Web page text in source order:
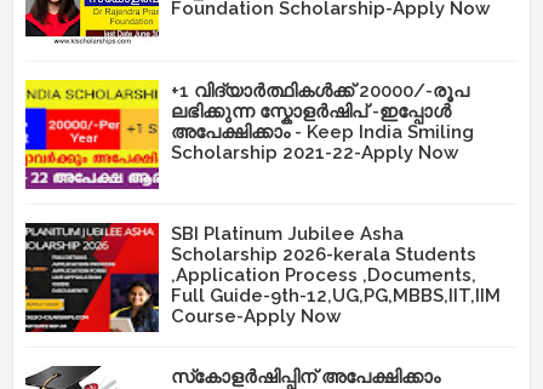
Foundation Scholarship-Apply Now
+1 വിദ്യാർത്ഥികൾക്ക് 20000/-രൂപ
ലഭിക്കുന്ന സ്കോളർഷിപ് -ഇപ്പോൾ
അപേക്ഷിക്കാം - Keep India Smiling
Scholarship 2021-22-Apply Now
SBI Platinum Jubilee Asha
Scholarship 2026-kerala Students
,Application Process ,Documents,
Full Guide-9th-12,UG,PG,MBBS,IIT,IIM
Course-Apply Now
സ്‌കോളർഷിപ്പിന് അപേക്ഷിക്കാം